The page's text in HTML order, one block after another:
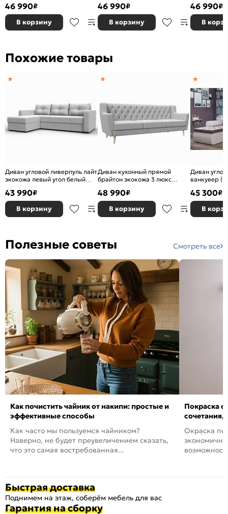
46 990₽
В корзину
46 990₽
В корзину
46 990₽
В
Похожие товары
Диван угловой ливерпуль лайт
экокожа левый угол белый
43 990₽
В корзину
Диван кухонный прямой
брайтон экокожа 3 люкс
48 990₽
В корзину
Диван
ванкувер
еврокнижка
45 300₽
В
Полезные советы Смотреть все
Как почистить чайник от накипи: простые и
эффективные способы
Как часто мы пользуемся чайником?
Наверно, не будет преувеличением сказать,
что это самая востребованная...
Покраска
сочетания,
Окраска
Быстрая доставка
Поднимем на этаж, соберём мебель для вас
Гарантия на сборку